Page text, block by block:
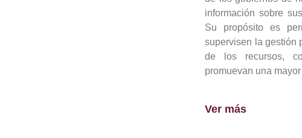
información sobre
Su propósito es
supervisen la gestión
de los recursos,
promuevan una
Ver más